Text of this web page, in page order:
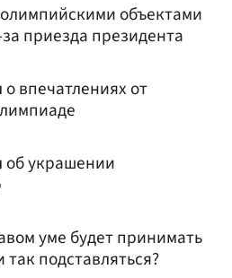
объектами
приезда президента
впечатлениях от
об украшении
уме будет принимать
подставляться?